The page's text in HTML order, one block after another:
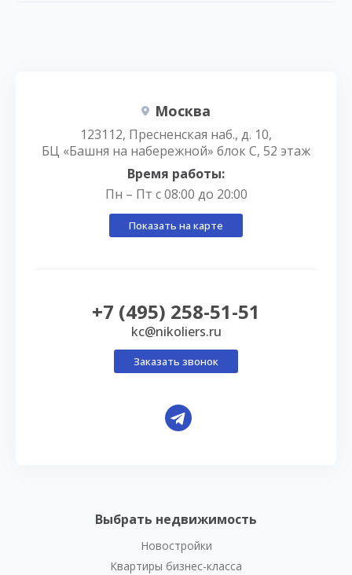
Выбрать недвижимость
Новостройки
Квартиры бизнес-класса
Москва
123112, Пресненская наб., д. 10,
БЦ «Башня на набережной» блок С, 52 этаж
Время работы:
Пн – Пт с 08:00 до 20:00
Показать на карте
+7 (495) 258-51-51
kc@nikoliers.ru
Заказать звонок